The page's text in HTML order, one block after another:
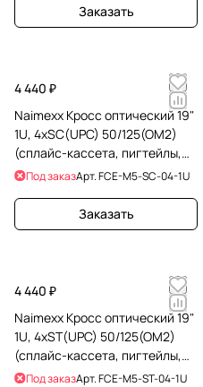
Заказать
4 440 ₽
Naimexx Кросс оптический 19"
1U, 4хSC(UPC) 50/125(OM2)
(сплайс-кассета, пигтейлы,
КДЗС)
Под заказАрт.FCE-M5-SC-04-1U
Заказать
4 440 ₽
Naimexx Кросс оптический 19"
1U, 4хST(UPC) 50/125(OM2)
(сплайс-кассета, пигтейлы,
КДЗС)
Под заказАрт.FCE-M5-ST-04-1U